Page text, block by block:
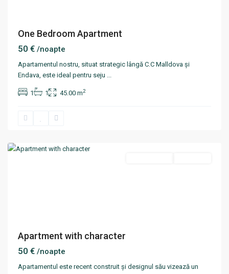
One Bedroom Apartment
50 € /noapte
Apartamentul nostru, situat strategic lângă C.C Malldova și
Endava, este ideal pentru seju ...
1 1 45.00 m2
Rîșcani ,
Apartment with character
50 € /noapte
Apartamentul este recent construit și designul său vizează un